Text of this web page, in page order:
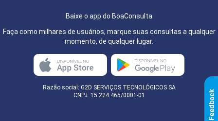
Baixe o app do BoaConsulta
Faça como milhares de usuários, marque suas consultas a qualquer
momento, de qualquer lugar.
Razão social: G2D SERVIÇOS TECNOLÓGICOS SA
CNPJ: 15.224.465/0001-01
k